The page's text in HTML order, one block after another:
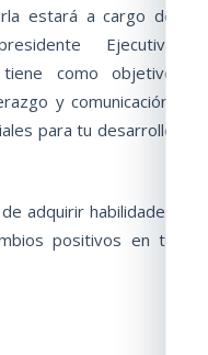
estará a cargo de
Ejecutiva
como objetivo
y comunicación,
para tu desarrollo
adquirir habilidades
positivos en tu